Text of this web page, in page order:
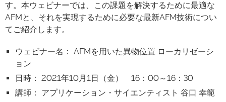
す。本ウェビナーでは、この課題を解決するために最適な
AFMと、それを実現するために必要な最新AFM技術につい
てご紹介します。
ウェビナー名： AFMを用いた異物位置 ローカリゼーシ
ョン
日時： 2021年10月1日（金） 16：00～16：30
講師： アプリケーション・サイエンティスト 谷口 幸範